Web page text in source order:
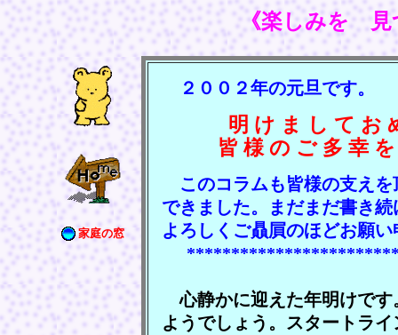
《楽しみを 見
家庭の窓
２００２年の元旦です。
明 け ま し て お
皆 様 の ご 多 幸
このコラムも皆様の支えを
できました。まだまだ書き
よろしくご贔屓のほどお願
心静かに迎えた年明けです
ようでしょう。スタートラ